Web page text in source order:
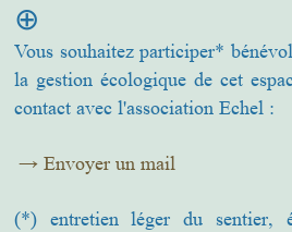
⊕
Vous souhaitez participer*
la gestion écologique de cet
contact avec l'association Echel :
→ Envoyer un mail
(*) entretien léger du sentier,